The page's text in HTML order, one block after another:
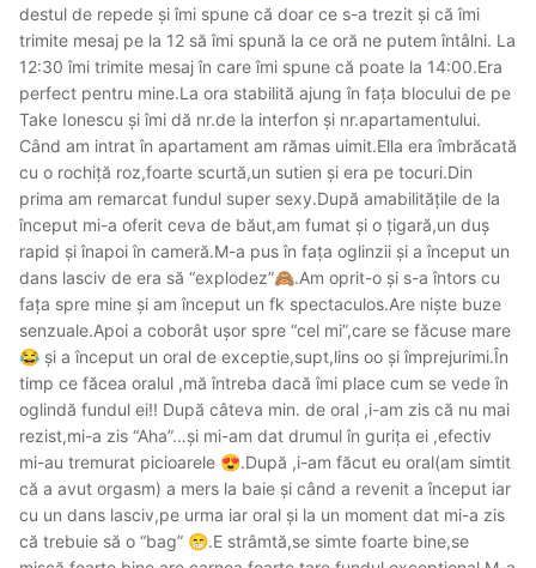
destul de repede și îmi spune că doar ce s-a trezit și că îmi
trimite mesaj pe la 12 să îmi spună la ce oră ne putem întâlni. La
12:30 îmi trimite mesaj în care îmi spune că poate la 14:00.Era
perfect pentru mine.La ora stabilită ajung în fața blocului de pe
Take Ionescu și îmi dă nr.de la interfon și nr.apartamentului.
Când am intrat în apartament am rămas uimit.Ella era îmbrăcată
cu o rochiță roz,foarte scurtă,un sutien și era pe tocuri.Din
prima am remarcat fundul super sexy.După amabilitățile de la
început mi-a oferit ceva de băut,am fumat și o țigară,un duș
rapid și înapoi în cameră.M-a pus în fața oglinzii și a început un
dans lasciv de era să “explodez”🙈.Am oprit-o și s-a întors cu
fața spre mine și am început un fk spectaculos.Are niște buze
senzuale.Apoi a coborât ușor spre “cel mi”,care se făcuse mare
😂 și a început un oral de exceptie,supt,lins oo și împrejurimi.În
timp ce făcea oralul ,mă întreba dacă îmi place cum se vede în
oglindă fundul ei!! După câteva min. de oral ,i-am zis că nu mai
rezist,mi-a zis “Aha”…și mi-am dat drumul în gurița ei ,efectiv
mi-au tremurat picioarele 😍.După ,i-am făcut eu oral(am simtit
că a avut orgasm) a mers la baie și când a revenit a început iar
cu un dans lasciv,pe urma iar oral și la un moment dat mi-a zis
că trebuie să o “bag” 😁.E strâmtă,se simte foarte bine,se